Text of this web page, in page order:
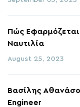
Πώς
Ναυτιλία
August 25, 2023
Βασίλης
Engineer